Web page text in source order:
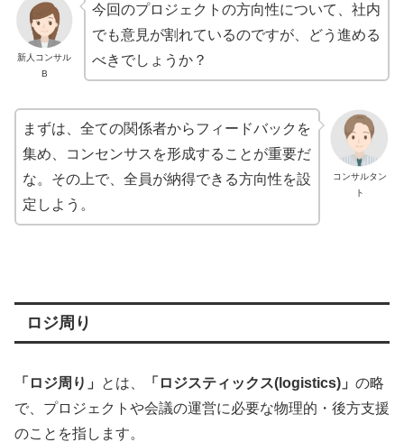
新人コンサル
B
今回のプロジェクトの方向性について、社内
でも意見が割れているのですが、どう進める
べきでしょうか？
コンサルタン
ト
まずは、全ての関係者からフィードバックを
集め、コンセンサスを形成することが重要だ
な。その上で、全員が納得できる方向性を設
定しよう。
ロジ周り
「ロジ周り」 とは、 「ロジスティックス(logistics)」 の略
で、プロジェクトや会議の運営に必要な物理的・後方支援
のことを指します。